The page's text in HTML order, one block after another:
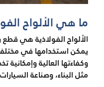
ما هي الألواح
الألواح الفولاذية هي
يمكن استخدامها في مختلف
وكفاءتها العالية
مثل البناء، وصناعة